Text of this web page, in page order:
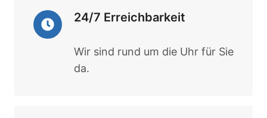
24/7 Erreichbarkeit
Wir sind rund um die Uhr für Sie
da.